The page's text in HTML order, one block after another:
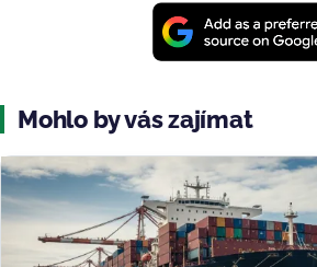
Mohlo by vás zajímat